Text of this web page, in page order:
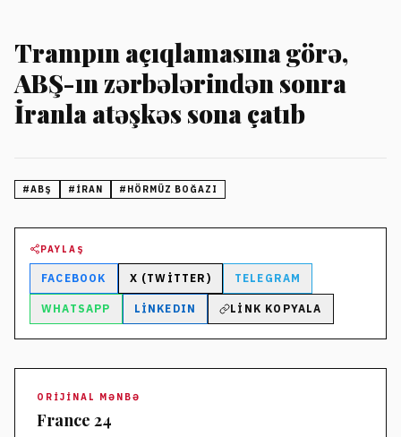
Trampın açıqlamasına görə,
ABŞ-ın zərbələrindən sonra
İranla atəşkəs sona çatıb
#ABŞ # İRAN # HÖRMÜZ BOĞAZI
PAYLAŞ
FACEBOOK X (TWITTER) TELEGRAM
WHATSAPP LINKEDIN LINK KOPYALA
ORIJINAL MƏNBƏ
France 24